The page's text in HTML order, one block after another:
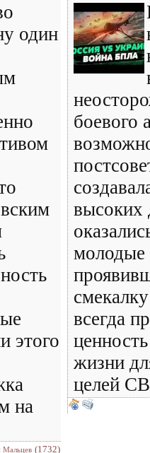
один
этого
на
Мальцев (1732)
боевого
высоких
всегда
жизни
целей